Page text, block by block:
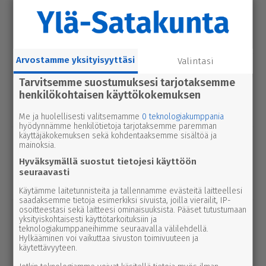
Seu­ra­kun­ta­ko­din ala­ker­rassa vesi­va­
hinko Par­ka­nossa – toi­min­toja jär­jes­
tel­lään par­hail­laan uusiksi
uutinen 6.8.2026 2.55
Elisa parantaa 5g-yhteyksiä Karviassa
ja Par­ka­nossa – seuraavan suku­pol­
ven tekniikka kolkuttaa jo ovella
urheilu7.8.2026 14.00
seu­dussa mah­dol­li­suu­den ravi- ja
tapah­tu­ma­kes­kuk­selle
uutinen5.8.2026 12.00
Pääl­lys­tys­työt hidas­ta­vat lii­ken­nettä
3-tiellä Ikaa­lis­ten suunnalla – syys­
Arvostamme yksityisyyttäsi Valintasi
Tarvitsemme suostumuksesi tarjotaksemme
henkilökohtaisen käyttökokemuksen
Me ja huolellisesti valitsemamme 0 teknologiakumppania
hyödynnämme henkilötietoja tarjotaksemme paremman
käyttäjäkokemuksen sekä kohdentaaksemme sisältöä ja
mainoksia.
Hyväksymällä suostut tietojesi käyttöön
seuraavasti
Käytämme laitetunnisteita ja tallennamme evästeitä laitteellesi
saadaksemme tietoja esimerkiksi sivuista, joilla vierailit, IP-
osoitteestasi sekä laitteesi ominaisuuksista. Pääset tutustumaan
yksityiskohtaisesti käyttötarkoituksiin ja
teknologiakumppaneihimme seuraavalla välilehdellä.
Hylkääminen voi vaikuttaa sivuston toimivuuteen ja
käytettävyyteen.